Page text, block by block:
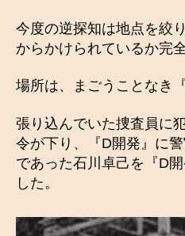
今度の逆探知は地点を絞
からかけられているか完
場所は、まごうことなき
張り込んでいた捜査員に
令が下り、『D開発』に
であった石川卓己を『D
した。